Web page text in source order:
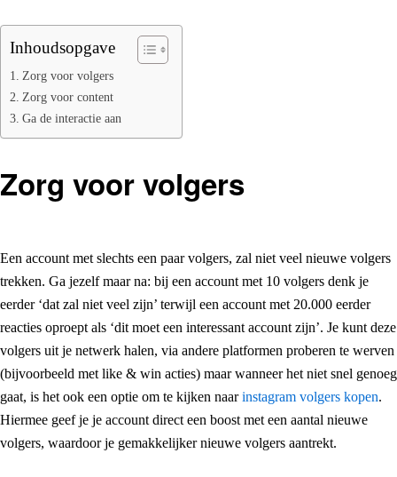
Inhoudsopgave
Zorg voor volgers
Zorg voor content
Ga de interactie aan
Zorg voor volgers
Een account met slechts een paar volgers, zal niet veel nieuwe volgers
trekken. Ga jezelf maar na: bij een account met 10 volgers denk je
eerder ‘dat zal niet veel zijn’ terwijl een account met 20.000 eerder
reacties oproept als ‘dit moet een interessant account zijn’. Je kunt deze
volgers uit je netwerk halen, via andere platformen proberen te werven
(bijvoorbeeld met like & win acties) maar wanneer het niet snel genoeg
gaat, is het ook een optie om te kijken naarinstagram volgers kopen.
Hiermee geef je je account direct een boost met een aantal nieuwe
volgers, waardoor je gemakkelijker nieuwe volgers aantrekt.